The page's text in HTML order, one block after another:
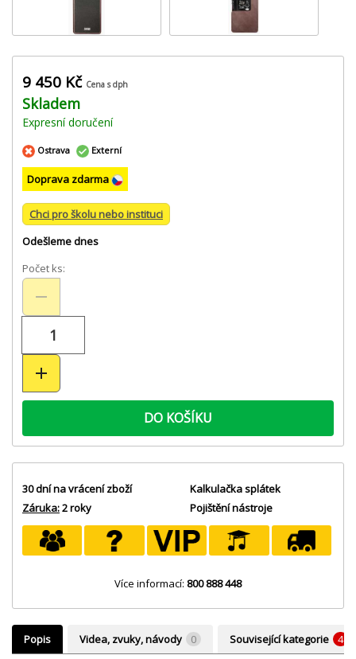
9 450 Kč Cena s dph
Skladem
Expresní doručení
Ostrava Externí
Doprava zdarma
Chci pro školu nebo instituci
Odešleme dnes
Počet ks:
DO KOŠÍKU
30 dní na vrácení zboží
Záruka:2 roky
Kalkulačka splátek
Pojištění nástroje
Více informací: 800 888 448
Popis Videa, zvuky, návody 0 Související kategorie 4